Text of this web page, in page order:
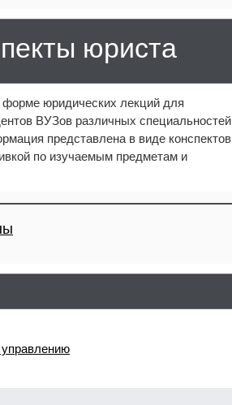
юриста
юридических лекций для
ВУЗов различных специальностей
представлена в виде конспектов
по изучаемым предметам и